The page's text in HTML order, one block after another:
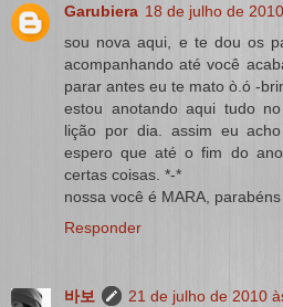
Garubiera 18 de julho de
sou nova aqui, e te dou os
acompanhando até você
parar antes eu te mato ò.ó -
estou anotando aqui tudo
lição por dia. assim eu
espero que até o fim do
certas coisas. *-*
nossa você é MARA, parabéns
Responder
바보
21 de julho de 2010